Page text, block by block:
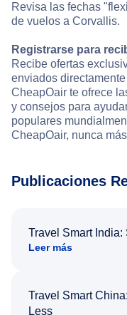
Revisa las fechas
de vuelos a Corvallis.
Registrarse para
Recibe ofertas
enviados
CheapOair te ofrece
y consejos para
populares
CheapOair, nunca
Publicaciones
Travel Smart
Leer más
Travel Smart
Less